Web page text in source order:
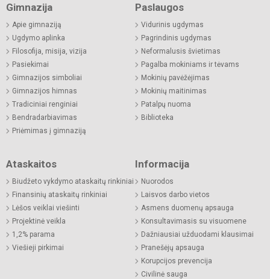
Gimnazija
Apie gimnaziją
Ugdymo aplinka
Filosofija, misija, vizija
Pasiekimai
Gimnazijos simboliai
Gimnazijos himnas
Tradiciniai renginiai
Bendradarbiavimas
Priėmimas į gimnaziją
Paslaugos
Vidurinis ugdymas
Pagrindinis ugdymas
Neformalusis švietimas
Pagalba mokiniams ir tėvams
Mokinių pavėžėjimas
Mokinių maitinimas
Patalpų nuoma
Biblioteka
Ataskaitos
Biudžeto vykdymo ataskaitų rinkiniai
Finansinių ataskaitų rinkiniai
Lėšos veiklai viešinti
Projektinė veikla
1,2% parama
Viešieji pirkimai
Informacija
Nuorodos
Laisvos darbo vietos
Asmens duomenų apsauga
Konsultavimasis su visuomene
Dažniausiai užduodami klausimai
Pranešėjų apsauga
Korupcijos prevencija
Civilinė sauga